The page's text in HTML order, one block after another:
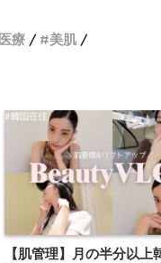
療
美肌
【肌管理】月の半分以上